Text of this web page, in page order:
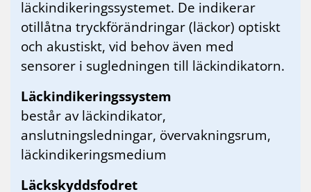
läckindikeringssystemet. De indikerar
otillåtna tryckförändringar (läckor) optiskt
och akustiskt, vid behov även med
sensorer i sugledningen till läckindikatorn.
Läckindikeringssystem
består av läckindikator,
anslutningsledningar, övervakningsrum,
läckindikeringsmedium
Läckskyddsfodret